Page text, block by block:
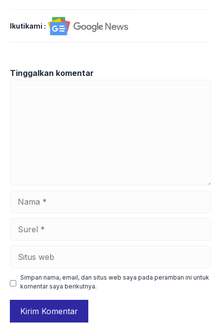
Ikutikami :
Tinggalkan komentar
web
Simpan nama, email, dan situs web saya pada peramban ini untuk
komentar saya berikutnya.